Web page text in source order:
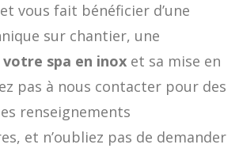
vous fait bénéficier d’une
sur chantier, une
spa en inox et sa mise en
pas à nous contacter pour des
renseignements
et n’oubliez pas de demander